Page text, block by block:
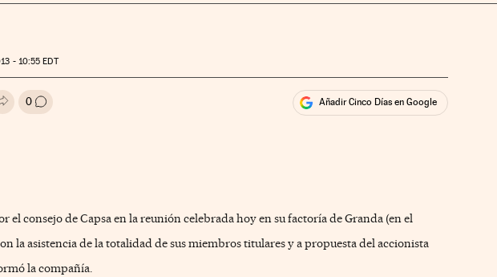
- 10:55 EDT
en Facebook
en Twitter
Desplegar Redes Sociales
0 Ir a los comentarios Añadir Cinco Días en Google
el consejo de Capsa en la reunión celebrada hoy en su factoría de Granda (en el
la asistencia de la totalidad de sus miembros titulares y a propuesta del accionista
la compañía.